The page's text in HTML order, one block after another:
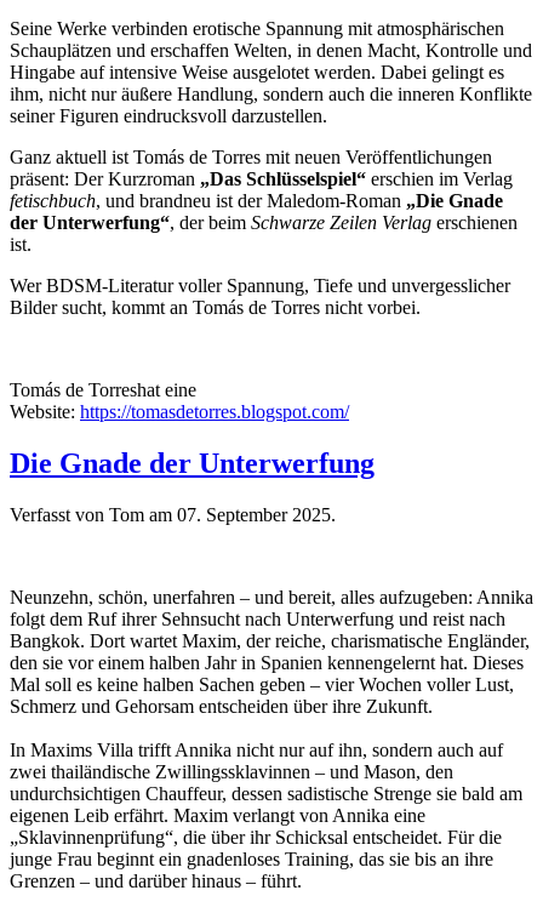
Seine Werke verbinden erotische Spannung mit atmosphärischen
Schauplätzen und erschaffen Welten, in denen Macht, Kontrolle und
Hingabe auf intensive Weise ausgelotet werden. Dabei gelingt es
ihm, nicht nur äußere Handlung, sondern auch die inneren Konflikte
seiner Figuren eindrucksvoll darzustellen.
Ganz aktuell ist Tomás de Torres mit neuen Veröffentlichungen
präsent: Der Kurzroman „Das Schlüsselspiel“ erschien im Verlag
fetischbuch, und brandneu ist der Maledom-Roman „Die Gnade
der Unterwerfung“, der beim Schwarze Zeilen Verlag erschienen
ist.
Wer BDSM-Literatur voller Spannung, Tiefe und unvergesslicher
Bilder sucht, kommt an Tomás de Torres nicht vorbei.
Tomás de Torreshat eine
Website: https://tomasdetorres.blogspot.com/
Die Gnade der Unterwerfung
Verfasst von Tom am 07. September 2025.
Neunzehn, schön, unerfahren – und bereit, alles aufzugeben: Annika
folgt dem Ruf ihrer Sehnsucht nach Unterwerfung und reist nach
Bangkok. Dort wartet Maxim, der reiche, charismatische Engländer,
den sie vor einem halben Jahr in Spanien kennengelernt hat. Dieses
Mal soll es keine halben Sachen geben – vier Wochen voller Lust,
Schmerz und Gehorsam entscheiden über ihre Zukunft.
In Maxims Villa trifft Annika nicht nur auf ihn, sondern auch auf
zwei thailändische Zwillingssklavinnen – und Mason, den
undurchsichtigen Chauffeur, dessen sadistische Strenge sie bald am
eigenen Leib erfährt. Maxim verlangt von Annika eine
„Sklavinnenprüfung“, die über ihr Schicksal entscheidet. Für die
junge Frau beginnt ein gnadenloses Training, das sie bis an ihre
Grenzen – und darüber hinaus – führt.